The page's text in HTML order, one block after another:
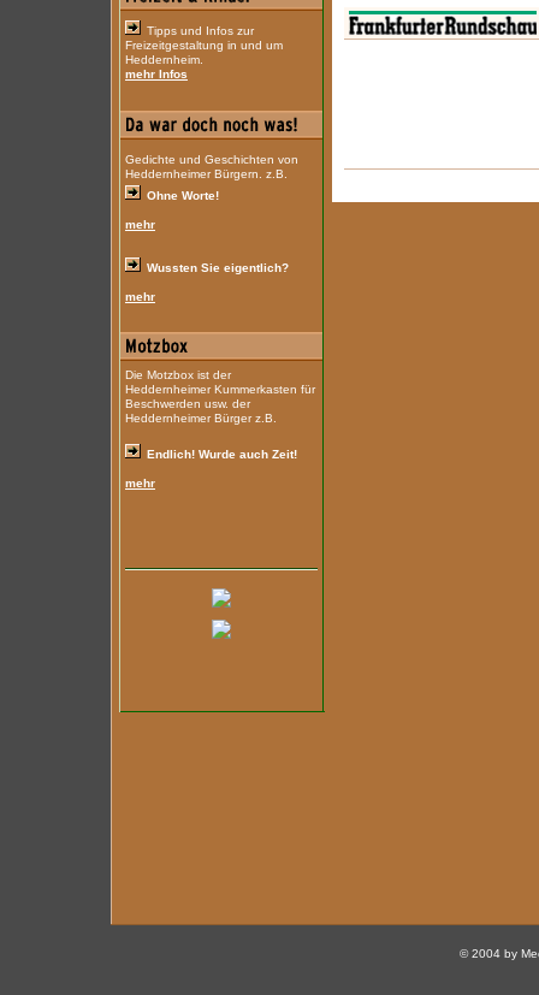
Tipps und Infos zur
Freizeitgestaltung in und um
Heddernheim.
mehr Infos
Gedichte und Geschichten von
Heddernheimer Bürgern. z.B.
Ohne Worte!
mehr
Wussten Sie eigentlich?
mehr
Die Motzbox ist der
Heddernheimer Kummerkasten für
Beschwerden usw. der
Heddernheimer Bürger z.B.
Endlich! Wurde auch Zeit!
mehr
© 2004 by